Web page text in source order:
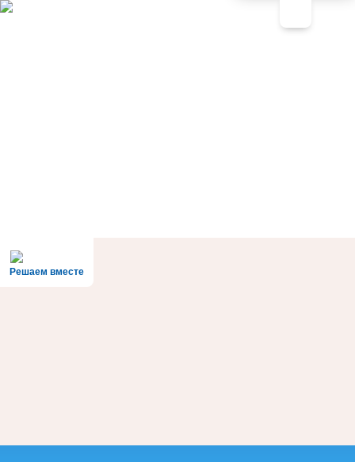
Решаем вместе